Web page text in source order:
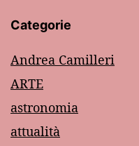
Categorie
Andrea Camilleri
ARTE
astronomia
attualità